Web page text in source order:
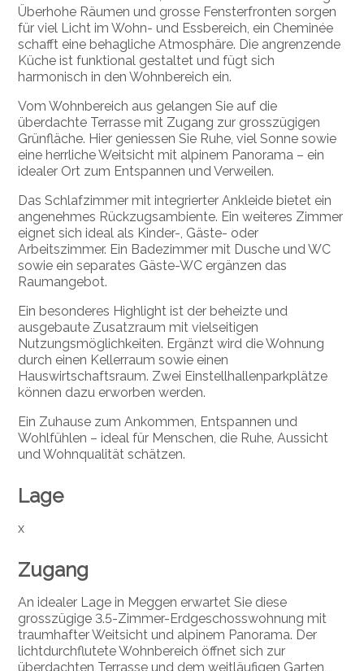
Überhohe Räumen und grosse Fensterfronten sorgen
für viel Licht im Wohn- und Essbereich, ein Cheminée
schafft eine behagliche Atmosphäre. Die angrenzende
Küche ist funktional gestaltet und fügt sich
harmonisch in den Wohnbereich ein.
Vom Wohnbereich aus gelangen Sie auf die
überdachte Terrasse mit Zugang zur grosszügigen
Grünfläche. Hier geniessen Sie Ruhe, viel Sonne sowie
eine herrliche Weitsicht mit alpinem Panorama – ein
idealer Ort zum Entspannen und Verweilen.
Das Schlafzimmer mit integrierter Ankleide bietet ein
angenehmes Rückzugsambiente. Ein weiteres Zimmer
eignet sich ideal als Kinder-, Gäste- oder
Arbeitszimmer. Ein Badezimmer mit Dusche und WC
sowie ein separates Gäste-WC ergänzen das
Raumangebot.
Ein besonderes Highlight ist der beheizte und
ausgebaute Zusatzraum mit vielseitigen
Nutzungsmöglichkeiten. Ergänzt wird die Wohnung
durch einen Kellerraum sowie einen
Hauswirtschaftsraum. Zwei Einstellhallenparkplätze
können dazu erworben werden.
Ein Zuhause zum Ankommen, Entspannen und
Wohlfühlen – ideal für Menschen, die Ruhe, Aussicht
und Wohnqualität schätzen.
Lage
x
Zugang
An idealer Lage in Meggen erwartet Sie diese
grosszügige 3.5-Zimmer-Erdgeschosswohnung mit
traumhafter Weitsicht und alpinem Panorama. Der
lichtdurchflutete Wohnbereich öffnet sich zur
überdachten Terrasse und dem weitläufigen Garten,